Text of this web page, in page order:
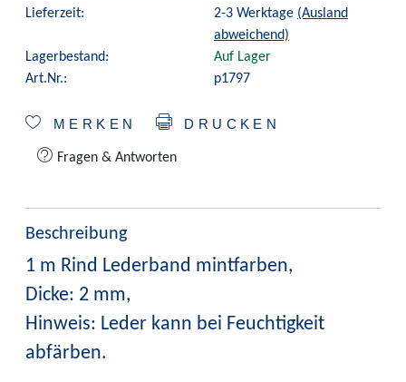
Lieferzeit: 2-3 Werktage (Ausland
abweichend)
Lagerbestand:
Auf Lager
Art.Nr.:
p1797
MERKEN DRUCKEN
Fragen & Antworten
Beschreibung
1 m Rind Lederband mintfarben,
Dicke: 2 mm,
Hinweis: Leder kann bei Feuchtigkeit
abfärben.